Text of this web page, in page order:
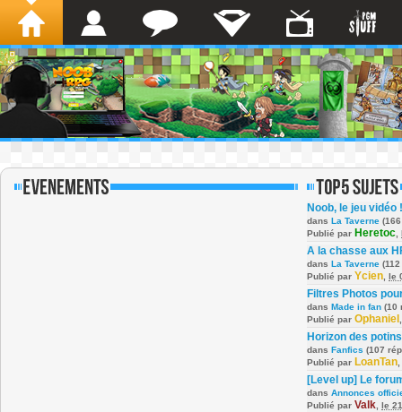
Noob, le jeu vidéo !
dans La Taverne
Publié par Heretoc
A la chasse aux
dans La Taverne
Publié par Ycien le
Filtres Photos
dans Made in fan (10
Publié par Ophaniel
Horizon des potins
dans Fanfics (107
Publié par LoanTan
[Level up] Le
dans Annonces
Publié par Valk le